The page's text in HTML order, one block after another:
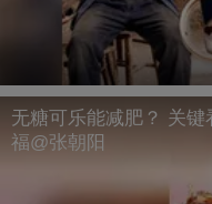
无糖可乐能减肥？ 关
福@张朝阳